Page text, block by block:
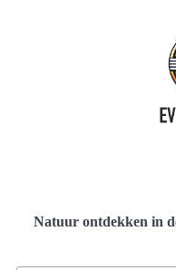
Natuur ontdekken in